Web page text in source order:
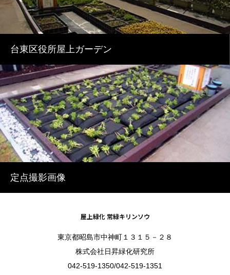
台東区役所屋上ガーデン
定点撮影画像
屋上緑化 常緑キリンソウ
東京都昭島市中神町１３１５－２８
株式会社日昇緑化研究所
042-519-1350/042-519-1351